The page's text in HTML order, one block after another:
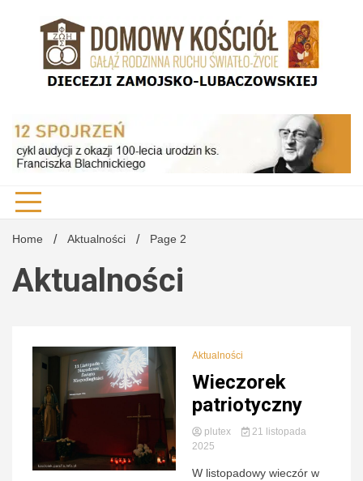
Home Aktualności Page 2
Aktualności
Aktualności
Wieczorek
patriotyczny
plutex
21 listopada
2025
W listopadowy wieczór w